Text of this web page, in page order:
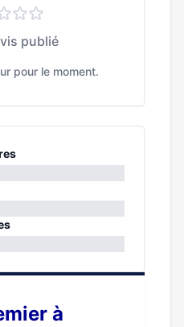
publié
pour le moment.
à